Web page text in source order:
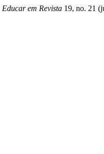
Educar em Revista 19, no. 21